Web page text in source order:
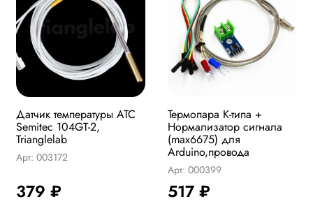
Датчик температуры ATC
Semitec 104GT-2,
Trianglelab
Арт: 003172
379 ₽
Термопара К-типа +
Нормализатор сигнала
(max6675) для
Arduino,провода
Арт: 000399
517 ₽